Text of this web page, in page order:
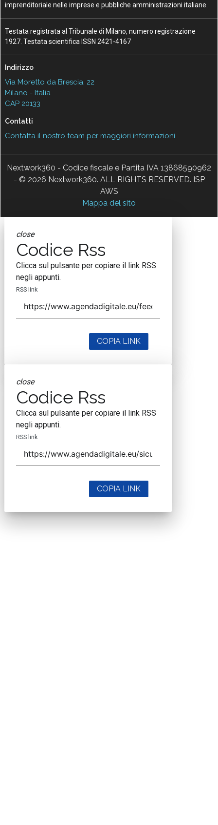
imprenditoriale nelle imprese e pubbliche amministrazioni italiane.
Testata registrata al Tribunale di Milano, numero registrazione
1927. Testata scientifica ISSN 2421-4167
Indirizzo
Via Moretto da Brescia, 22
Milano - Italia
CAP 20133
Contatti
Contatta il nostro team per maggiori informazioni
Nextwork360 - Codice fiscale e Partita IVA 13868590962
- © 2026 Nextwork360. ALL RIGHTS RESERVED. ISP
AWS
Mappa del sito
close
Codice Rss
Clicca sul pulsante per copiare il link RSS
negli appunti.
RSS link
COPIA LINK
close
Codice Rss
Clicca sul pulsante per copiare il link RSS
negli appunti.
RSS link
COPIA LINK